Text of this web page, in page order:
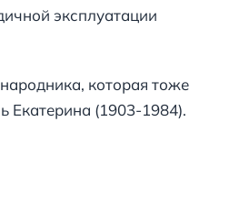
эксплуатации
которая тоже
Екатерина (1903-1984).